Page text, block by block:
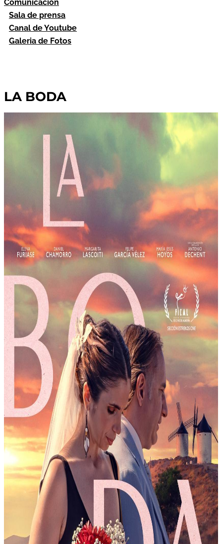
Comunicación
Sala de prensa
Canal de Youtube
Galeria de Fotos
LA BODA